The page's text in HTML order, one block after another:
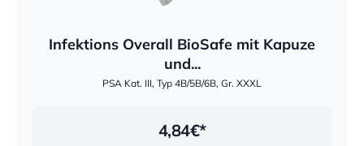
Infektions Overall BioSafe mit Kapuze
und...
PSA Kat. III, Typ 4B/5B/6B, Gr. XXXL
4,84€*